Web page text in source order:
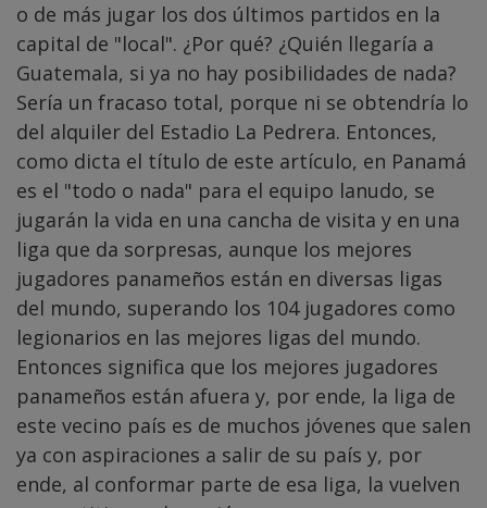
o de más jugar los dos últimos partidos en la
capital de "local". ¿Por qué? ¿Quién llegaría a
Guatemala, si ya no hay posibilidades de nada?
Sería un fracaso total, porque ni se obtendría lo
del alquiler del Estadio La Pedrera. Entonces,
como dicta el título de este artículo, en Panamá
es el "todo o nada" para el equipo lanudo, se
jugarán la vida en una cancha de visita y en una
liga que da sorpresas, aunque los mejores
jugadores panameños están en diversas ligas
del mundo, superando los 104 jugadores como
legionarios en las mejores ligas del mundo.
Entonces significa que los mejores jugadores
panameños están afuera y, por ende, la liga de
este vecino país es de muchos jóvenes que salen
ya con aspiraciones a salir de su país y, por
ende, al conformar parte de esa liga, la vuelven